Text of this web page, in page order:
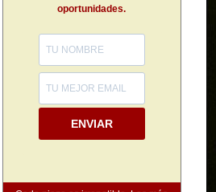
oportunidades.
ENVIAR